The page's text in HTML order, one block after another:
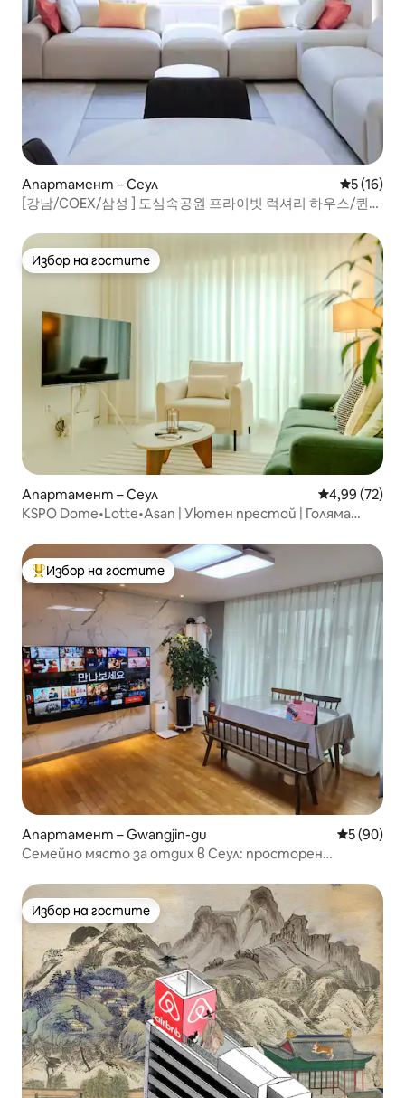
Апартамент – Сеул Средна
5 (16)
[강남/COEX/삼성 ] 도심속공원 프라이빗 럭셔리 하우스/퀸침
Избор на гостите
Избор на гостите
Апартамент – Сеул Средна
4,99 (72)
KSPO Dome•Lotte•Asan | Уютен престой | Голяма
Най-популярен избор на гостите
Избор на гостите
Апартамент – Gwangjin-gu Средна
5 (90)
Семейно място за отдих в Сеул: просторен
Избор на гостите
Избор на гостите